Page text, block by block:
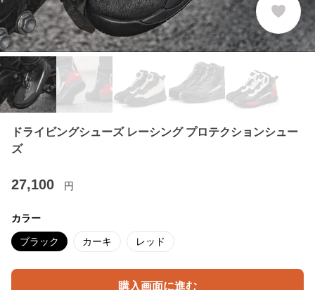
ドライビングシューズ レーシング プロテクションシュー
ズ
27,100 円
カラー
ブラック カーキ レッド
購入画面に進む